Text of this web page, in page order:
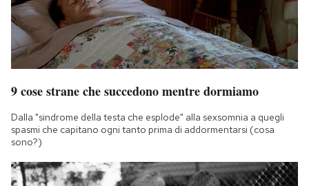
9 cose strane che succedono mentre dormiamo
Dalla "sindrome della testa che esplode" alla sexsomnia a quegli
spasmi che capitano ogni tanto prima di addormentarsi (cosa
sono?)